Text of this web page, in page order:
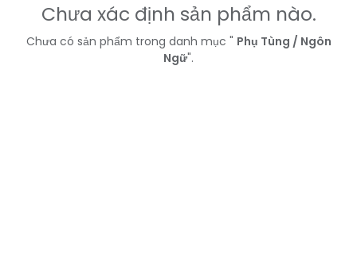
Chưa xác định sản phẩm nào.
Chưa có sản phẩm trong danh mục " Phụ Tùng / Ngôn
Ngữ".